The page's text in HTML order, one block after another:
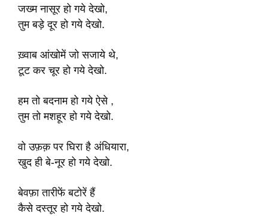
जख्म नासूर हो गये देखो,
तुम बड़े दूर हो गये देखो.
ख़्वाब आंखोमें जो सजाये थे,
टूट कर चूर हो गये देखो.
हम तो बदनाम हो गये ऐसे ,
तुम तो मशहूर हो गये देखो.
वो उफ़क़ पर घिरा है अंधियारा,
खुद ही बे-नूर हो गये देखो.
बेवफ़ा तारीफें बटोरें हैं
कैसे दस्तूर हो गये देखो.